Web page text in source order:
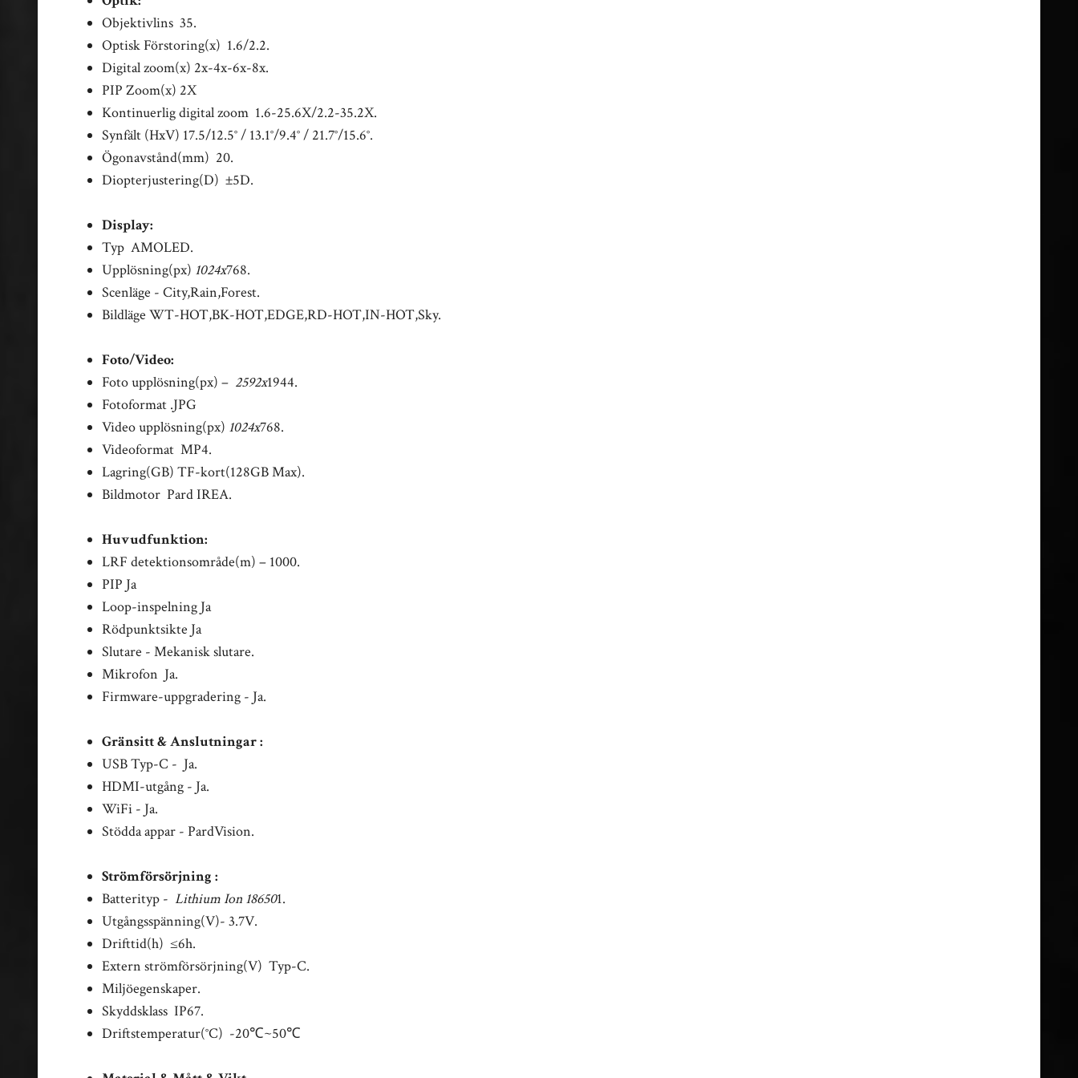
Objektivlins 35.
Optisk Förstoring(x) 1.6/2.2.
Digital zoom(x) 2x-4x-6x-8x.
PIP Zoom(x) 2X
Kontinuerlig digital zoom 1.6-25.6X/2.2-35.2X.
Synfält (HxV) 17.5/12.5° / 13.1°/9.4° / 21.7°/15.6°.
Ögonavstånd(mm) 20.
Diopterjustering(D) ±5D.
Display:
Typ AMOLED.
Upplösning(px) 1024x768.
Scenläge - City,Rain,Forest.
Bildläge WT-HOT,BK-HOT,EDGE,RD-HOT,IN-HOT,Sky.
Foto/Video:
Foto upplösning(px) – 2592x1944.
Fotoformat .JPG
Video upplösning(px) 1024x768.
Videoformat MP4.
Lagring(GB) TF-kort(128GB Max).
Bildmotor Pard IREA.
Huvudfunktion:
LRF detektionsområde(m) – 1000.
PIP Ja
Loop-inspelning Ja
Rödpunktsikte Ja
Slutare - Mekanisk slutare.
Mikrofon Ja.
Firmware-uppgradering - Ja.
Gränsitt & Anslutningar :
USB Typ-C - Ja.
HDMI-utgång - Ja.
WiFi - Ja.
Stödda appar - PardVision.
Strömförsörjning :
Batterityp - Lithium Ion 186501.
Utgångsspänning(V)- 3.7V.
Drifttid(h) ≤6h.
Extern strömförsörjning(V) Typ-C.
Miljöegenskaper.
Skyddsklass IP67.
Driftstemperatur(°C) -20℃~50℃